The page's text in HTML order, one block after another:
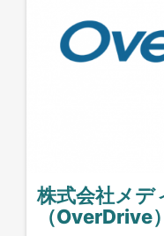
株式会社メデ
（OverDrive）